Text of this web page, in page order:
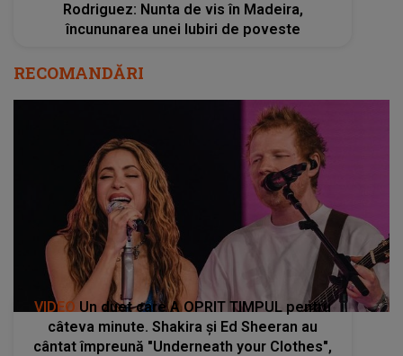
Rodriguez: Nunta de vis în Madeira,
încununarea unei Iubiri de poveste
RECOMANDĂRI
VIDEO Un duet care A OPRIT TIMPUL pentru
câteva minute. Shakira și Ed Sheeran au
cântat împreună "Underneath your Clothes",